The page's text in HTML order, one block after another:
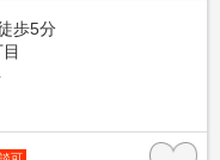
歩5分